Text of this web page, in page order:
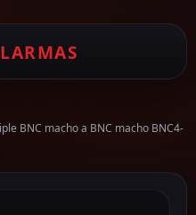
BNC macho a BNC macho BNC4-